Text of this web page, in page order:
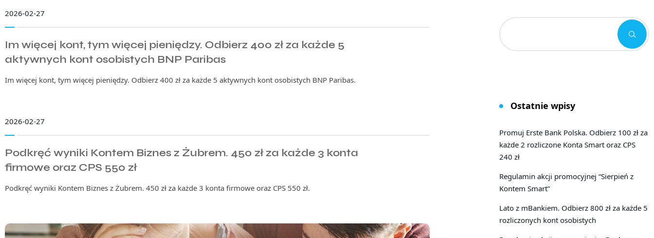
2026-02-27
Im więcej kont, tym więcej pieniędzy. Odbierz 400 zł za każde 5
aktywnych kont osobistych BNP Paribas
Im więcej kont, tym więcej pieniędzy. Odbierz 400 zł za każde 5 aktywnych kont osobistych BNP Paribas.
2026-02-27
Podkręć wyniki Kontem Biznes z Żubrem. 450 zł za każde 3 konta
firmowe oraz CPS 550 zł
Podkręć wyniki Kontem Biznes z Żubrem. 450 zł za każde 3 konta firmowe oraz CPS 550 zł.
Ostatnie wpisy
Promuj Erste Bank Polska. Odbierz 100 zł za
każde 2 rozliczone Konta Smart oraz CPS
240 zł
Regulamin akcji promocyjnej “Sierpień z
Kontem Smart”
Lato z mBankiem. Odbierz 800 zł za każde 5
rozliczonych kont osobistych